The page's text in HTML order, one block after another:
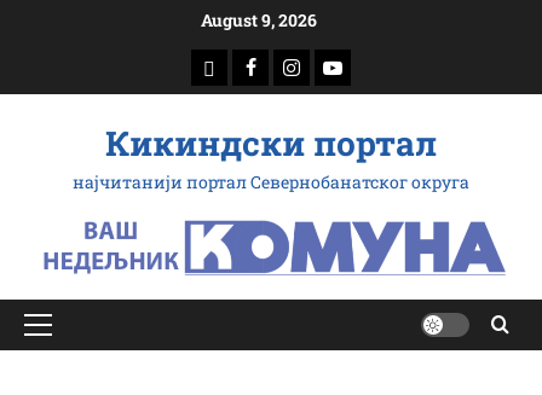
August 9, 2026
доwнлоад
Фацебоок
Инстаграм
Yоутубе
Кикиндски портал
најчитанији портал Севернобанатског округа
Примарy